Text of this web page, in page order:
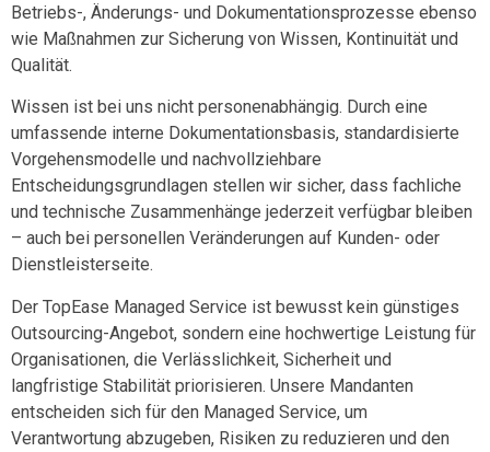
Betriebs-, Änderungs- und Dokumentationsprozesse ebenso
wie Maßnahmen zur Sicherung von Wissen, Kontinuität und
Qualität.
Wissen ist bei uns nicht personenabhängig. Durch eine
umfassende interne Dokumentationsbasis, standardisierte
Vorgehensmodelle und nachvollziehbare
Entscheidungsgrundlagen stellen wir sicher, dass fachliche
und technische Zusammenhänge jederzeit verfügbar bleiben
– auch bei personellen Veränderungen auf Kunden- oder
Dienstleisterseite.
Der TopEase Managed Service ist bewusst kein günstiges
Outsourcing-Angebot, sondern eine hochwertige Leistung für
Organisationen, die Verlässlichkeit, Sicherheit und
langfristige Stabilität priorisieren. Unsere Mandanten
entscheiden sich für den Managed Service, um
Verantwortung abzugeben, Risiken zu reduzieren und den